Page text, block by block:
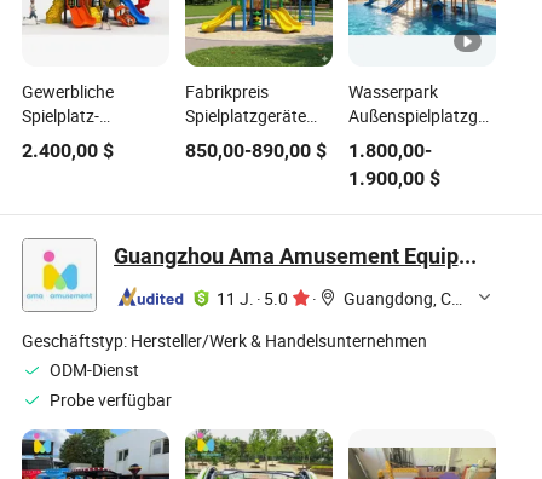
Gewerbliche
Spielplatz-
Ausrüstung Set für
den Außenbereich
2.400,00 $
Fabrikpreis
Spielplatzgeräte
Außenbereich
Kinder Spielplatzset
Schule
850,00-890,00$
Wasserpark
Außenspielplatzgeräte
für Kinder
Spielplatzset mit
Rutschen
Freizeitpark Fabrik
1.800,00-
1.900,00$
Guangzhou Ama Amusement Equipment Co, . Ltd
11 J. · 5.0 ·
Guangdong, China
Geschäftstyp: Hersteller/Werk & Handelsunternehmen
ODM-Dienst
Probe verfügbar